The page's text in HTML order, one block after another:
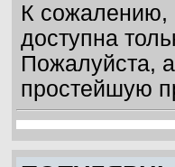
К сожалению,
доступна
Пожалуйста,
простейшую